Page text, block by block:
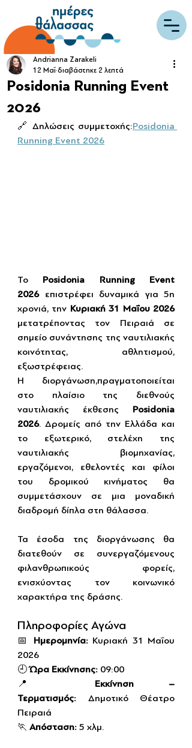
Posidonia Running Event
2026
Andrianna Zarakeli
12 Μαΐ διαβάστηκε 2 λεπτά
🔗 Δηλώσεις συμμετοχής:Posidonia
Running Event 2026
Το Posidonia Running Event
2026 επιστρέφει δυναμικά για 5η
χρονιά, την
Κυριακή 31 Μαΐου 2026
μετατρέποντας τον Πειραιά σε
σημείο συνάντησης της ναυτιλιακής
κοινότητας, αθλητισμού,
εξωστρέφειας.
Η διοργάνωση,πραγματοποιείται
στο πλαίσιο της διεθνούς
ναυτιλιακής έκθεσης Posidonia
2026. Δρομείς από την Ελλάδα και
το εξωτερικό, στελέχη της
ναυτιλιακής βιομηχανίας,
εργαζόμενοι, εθελοντές και φίλοι
του δρομικού κινήματος θα
συμμετάσχουν σε μια μοναδική
διαδρομή δίπλα στη θάλασσα.
Τα έσοδα της διοργάνωσης θα
διατεθούν σε συνεργαζόμενους
φιλανθρωπικούς φορείς,
ενισχύοντας τον κοινωνικό
χαρακτήρα της δράσης.
Πληροφορίες Αγώνα
📅 Ημερομηνία: Κυριακή 31 Μαΐου
2026
🕘 Ώρα Εκκίνησης: 09:00
📍 Εκκίνηση –
Τερματισμός: Δημοτικό Θέατρο
Πειραιά
🏃 Απόσταση: 5 χλμ.